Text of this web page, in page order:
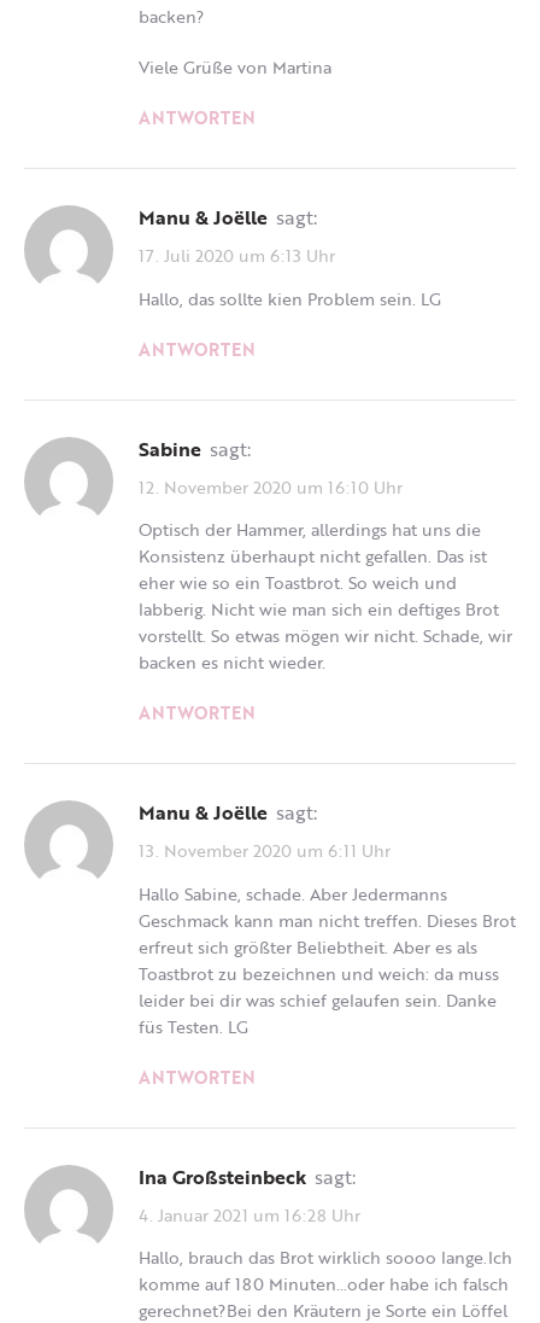
backen?
Viele Grüße von Martina
ANTWORTEN
Manu & Joëlle sagt:
17. Juli 2020 um 6:13 Uhr
Hallo, das sollte kien Problem sein. LG
ANTWORTEN
Sabine sagt:
12. November 2020 um 16:10 Uhr
Optisch der Hammer, allerdings hat uns die
Konsistenz überhaupt nicht gefallen. Das ist
eher wie so ein Toastbrot. So weich und
labberig. Nicht wie man sich ein deftiges Brot
vorstellt. So etwas mögen wir nicht. Schade, wir
backen es nicht wieder.
ANTWORTEN
Manu & Joëlle sagt:
13. November 2020 um 6:11 Uhr
Hallo Sabine, schade. Aber Jedermanns
Geschmack kann man nicht treffen. Dieses Brot
erfreut sich größter Beliebtheit. Aber es als
Toastbrot zu bezeichnen und weich: da muss
leider bei dir was schief gelaufen sein. Danke
füs Testen. LG
ANTWORTEN
Ina Großsteinbeck sagt:
4. Januar 2021 um 16:28 Uhr
Hallo, brauch das Brot wirklich soooo lange.Ich
komme auf 180 Minuten…oder habe ich falsch
gerechnet?Bei den Kräutern je Sorte ein Löffel